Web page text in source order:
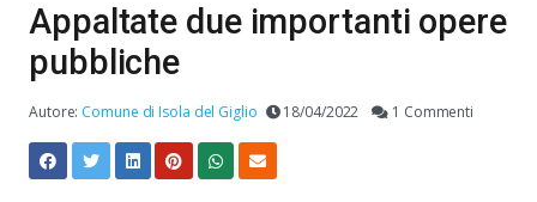
Appaltate due importanti opere
pubbliche
Autore: Comune di Isola del Giglio 18/04/2022 1 Commenti